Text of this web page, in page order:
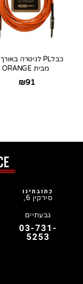
מבית ORANGE
₪91
כתובתינו
סירקין 6,
גבעתיים
03-731-
5253